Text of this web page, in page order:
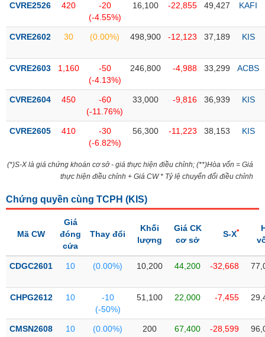
thái
phiếu
mô
thị
Niêm
Niêm
Niêm
bổ
Hủy
yết
dõi
CVRE2526 420
-20
(-4.55%)
16,100 -22,855 49,427 KAFI
CVRE2602 30 (0.00%) 498,900 -12,123 37,189 KIS
CVRE2603 1,160
-50
(-4.13%)
246,800 -4,988 33,299 ACBS
CVRE2604 450
-60
(-11.76%)
33,000 -9,816 36,939 KIS
CVRE2605 410
-30
(-6.82%)
56,300 -11,223 38,153 KIS
(*)S-X là giá chứng khoán cơ sở - giá thực hiện điều chỉnh; (**)Hòa vốn = Giá
thực hiện điều chỉnh + Giá CW * Tỷ lệ chuyển đổi điều chỉnh
Chứng quyền cùng TCPH (KIS)
Mã CW
Giá
đóng
cửa
Thay đổi
Khối
lượng
Giá CK
cơ sở
S-X*
CDGC2601 10 (0.00%) 10,200 44,200 -32,668
CHPG2612 10
-10
(-50%)
51,100 22,000 -7,455
CMSN2608 10 (0.00%) 200 67,400 -28,599
NGÀNH
DOANH
NGHIỆP
PHÁI
SINH
TRÁI
PHIẾU
CÔNG
CỤ